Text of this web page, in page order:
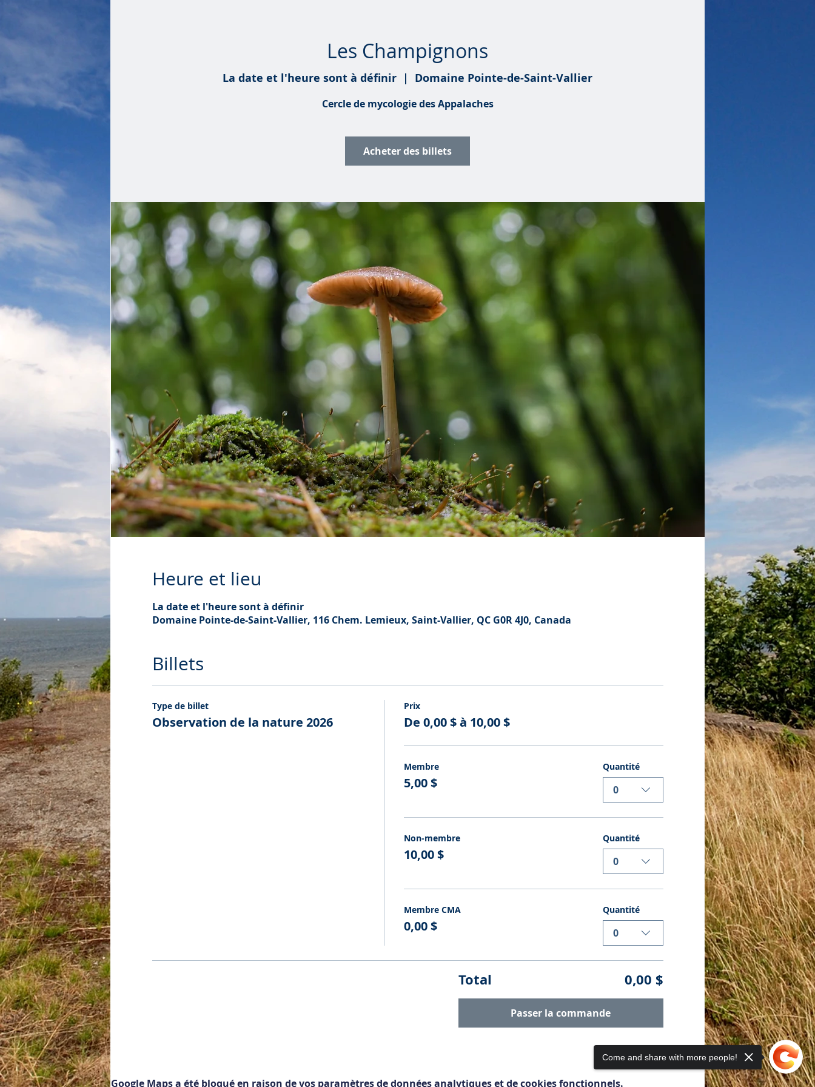
Les Champignons
La date et l'heure sont à définir
  |
Domaine Pointe-de-Saint-Vallier
Cercle de mycologie des Appalaches
Acheter des billets
Heure et lieu
La date et l'heure sont à définir
Domaine Pointe-de-Saint-Vallier, 116 Chem. Lemieux, Saint-Vallier, QC G0R 4J0, Canada
Billets
Type de billet
Observation de la nature 2026
Prix
De 0,00 $ à 10,00 $
Membre
5,00 $
Quantité
0
Non-membre
10,00 $
Quantité
0
Membre CMA
0,00 $
Quantité
0
Total 0,00 $
Passer la commande
Google Maps a été bloqué en raison de vos paramètres de données analytiques et de cookies fonctionnels.
Come and share with more people!